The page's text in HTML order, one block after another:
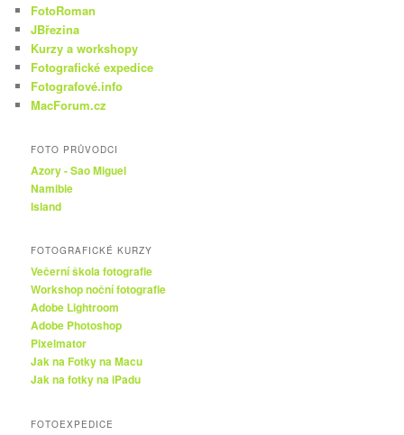
FotoRoman
JBřezina
Kurzy a workshopy
Fotografické expedice
Fotografové.info
MacForum.cz
FOTO PRŮVODCI
Azory - Sao Miguel
Namibie
Island
FOTOGRAFICKÉ KURZY
Večerní škola fotografie
Workshop noční fotografie
Adobe Lightroom
Adobe Photoshop
Pixelmator
Jak na Fotky na Macu
Jak na fotky na iPadu
FOTOEXPEDICE